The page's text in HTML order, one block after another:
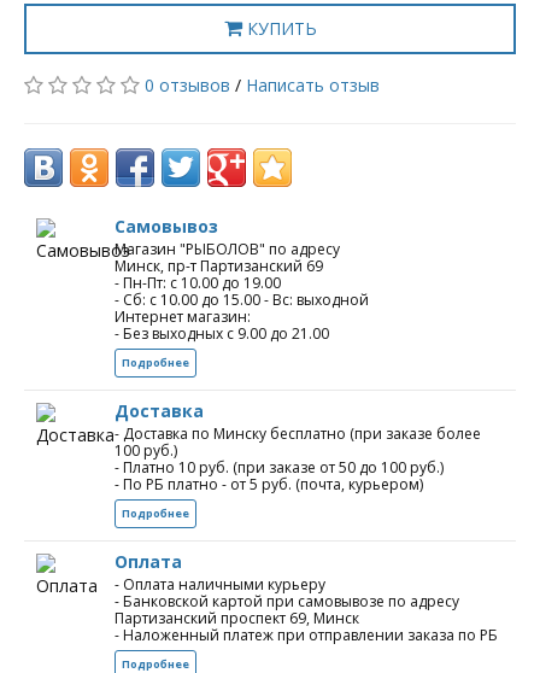
КУПИТЬ
0 отзывов / Написать отзыв
Самовывоз
Магазин "РЫБОЛОВ" по адресу
Минск, пр-т Партизанский 69
- Пн-Пт: с 10.00 до 19.00
- Сб: с 10.00 до 15.00 - Вс: выходной
Интернет магазин:
- Без выходных с 9.00 до 21.00
Подробнее
Доставка
- Доставка по Минску бесплатно (при заказе более
100 руб.)
- Платно 10 руб. (при заказе от 50 до 100 руб.)
- По РБ платно - от 5 руб. (почта, курьером)
Подробнее
Оплата
- Оплата наличными курьеру
- Банковской картой при самовывозе по адресу
Партизанский проспект 69, Минск
- Наложенный платеж при отправлении заказа по РБ
Подробнее